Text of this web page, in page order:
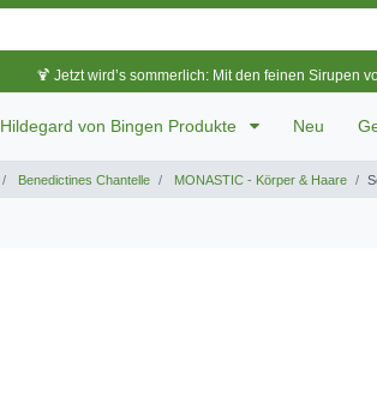
🍹 Jetzt wird’s sommerlich: Mit den feinen Sirupen
Hildegard von Bingen Produkte Neu
Benedictines Chantelle MONASTIC - Körper & Haare